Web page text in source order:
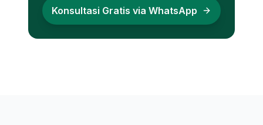
Konsultasi Gratis via WhatsApp